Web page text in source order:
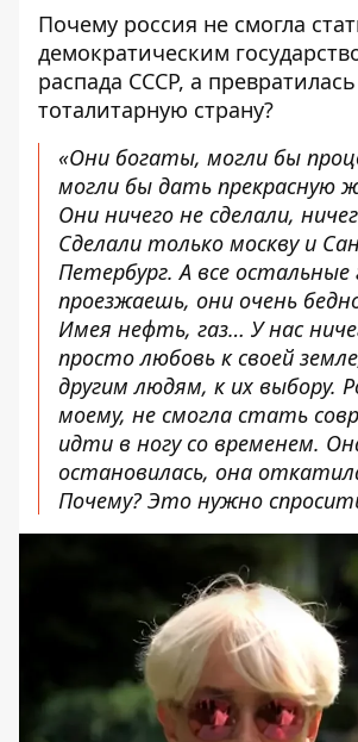
Почему россия не смогла
демократическим
распада СССР, а
тоталитарную страну?
«Они богаты, могли бы
могли бы дать прекрасную
Они ничего не сделали,
Сделали только москву и
Петербург. А все остальные
проезжаешь, они очень
Имея нефть, газ… У нас
просто любовь к своей
другим людям, к их выбору.
моему, не смогла стать
идти в ногу со временем.
остановилась, она
Почему? Это нужно